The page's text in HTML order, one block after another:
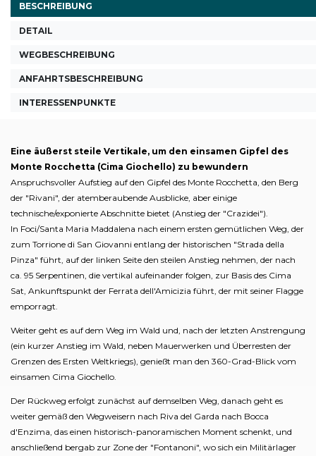
BESCHREIBUNG
DETAIL
WEGBESCHREIBUNG
ANFAHRTSBESCHREIBUNG
INTERESSENPUNKTE
Eine äußerst steile Vertikale, um den einsamen Gipfel des
Monte Rocchetta (Cima Giochello) zu bewundern
Anspruchsvoller Aufstieg auf den Gipfel des Monte Rocchetta, den Berg
der "Rivani", der atemberaubende Ausblicke, aber einige
technische/exponierte Abschnitte bietet (Anstieg der "Crazidei").
In Foci/Santa Maria Maddalena nach einem ersten gemütlichen Weg, der
zum Torrione di San Giovanni entlang der historischen "Strada della
Pinza" führt, auf der linken Seite den steilen Anstieg nehmen, der nach
ca. 95 Serpentinen, die vertikal aufeinander folgen, zur Basis des Cima
Sat, Ankunftspunkt der Ferrata dell'Amicizia führt, der mit seiner Flagge
emporragt.
Weiter geht es auf dem Weg im Wald und, nach der letzten Anstrengung
(ein kurzer Anstieg im Wald, neben Mauerwerken und Überresten der
Grenzen des Ersten Weltkriegs), genießt man den 360-Grad-Blick vom
einsamen Cima Giochello.
Der Rückweg erfolgt zunächst auf demselben Weg, danach geht es
weiter gemäß den Wegweisern nach Riva del Garda nach Bocca
d'Enzima, das einen historisch-panoramischen Moment schenkt, und
anschließend bergab zur Zone der "Fontanoni", wo sich ein Militärlager